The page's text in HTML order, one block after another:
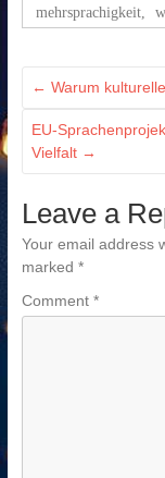
mehrsprachigkeit,
← Warum
EU-
Vielfalt →
Leave a
Your email address
marked *
Comment *